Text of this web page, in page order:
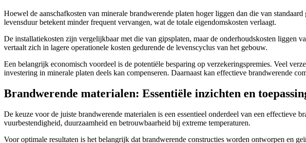
Hoewel de aanschafkosten van minerale brandwerende platen hoger liggen dan die van
levensduur betekent minder frequent vervangen, wat de totale eigendomskosten verlaagt.
De installatiekosten zijn vergelijkbaar met die van gipsplaten, maar de onderhoudskosten liggen
vertaalt zich in lagere operationele kosten gedurende de levenscyclus van het gebouw.
Een belangrijk economisch voordeel is de potentiële besparing op verzekeringspremies. Veel
investering in minerale platen deels kan compenseren. Daarnaast kan effectieve brandwerende
Brandwerende materialen: Essentiële inzichten en
De keuze voor de juiste brandwerende materialen is een essentieel onderdeel van een
vuurbestendigheid, duurzaamheid en betrouwbaarheid bij extreme temperaturen.
Voor optimale resultaten is het belangrijk dat brandwerende constructies worden ontworpen en